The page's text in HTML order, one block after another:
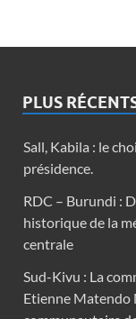
PLUS
Sall, Kabila : le
présidence.
RDC – Burundi :
historique de la
centrale
Sud-Kivu : La
Etienne Matendo